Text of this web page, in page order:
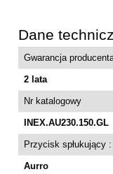
Dane
Gwarancja
2 lata
Nr katalogowy
INEX.AU230.150.GL
Przycisk spłukujący :
Aurro